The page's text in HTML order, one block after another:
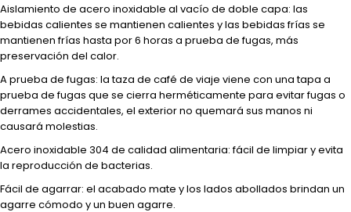
Aislamiento de acero inoxidable al vacío de doble capa: las
bebidas calientes se mantienen calientes y las bebidas frías se
mantienen frías hasta por 6 horas a prueba de fugas, más
preservación del calor.
A prueba de fugas: la taza de café de viaje viene con una tapa a
prueba de fugas que se cierra herméticamente para evitar fugas o
derrames accidentales, el exterior no quemará sus manos ni
causará molestias.
Acero inoxidable 304 de calidad alimentaria: fácil de limpiar y evita
la reproducción de bacterias.
Fácil de agarrar: el acabado mate y los lados abollados brindan un
agarre cómodo y un buen agarre.